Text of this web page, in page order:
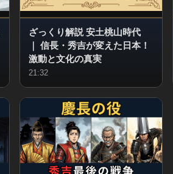
ざっくり解説 安土桃山時代
｜ 信長・秀吉が変えた日本！
激動と文化の真実
21:32